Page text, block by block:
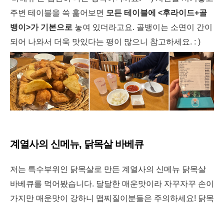
주변 테이블을 쓱 훑어보면 모든 테이블에 <후라이드+골
뱅이>가 기본으로 놓여 있더라고요. 골뱅이는 소면이 간이
되어 나와서 더욱 맛있다는 평이 많으니 참고하세요. : )
계열사의 신메뉴, 닭목살 바베큐
저는 특수부위인 닭목살로 만든 계열사의 신메뉴 닭목살
바베큐를 먹어봤습니다. 달달한 매운맛이라 자꾸자꾸 손이
가지만 매운맛이 강하니 맵찌질이분들은 주의하세요! 닭목